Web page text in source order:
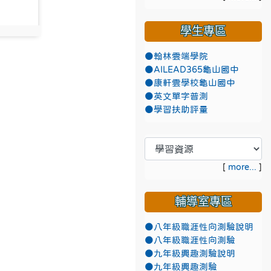
學生專區
●翰林雲端學院
●AILEAD365龜山國中
●康軒雲學校龜山國中
●英文單字普測
●學習扶助評量
[ more... ]
輔導室專區
●八年級職涯性向測驗說明
●八年級職涯性向測驗
●九年級興趣測驗說明
●九年級興趣測驗